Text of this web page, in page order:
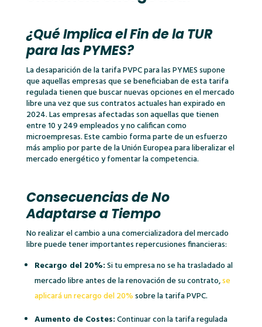
¿Qué Implica el Fin de la TUR
para las PYMES?
La desaparición de la tarifa PVPC para las PYMES supone
que aquellas empresas que se beneficiaban de esta tarifa
regulada tienen que buscar nuevas opciones en el mercado
libre una vez que sus contratos actuales han expirado en
2024. Las empresas afectadas son aquellas que tienen
entre 10 y 249 empleados y no califican como
microempresas. Este cambio forma parte de un esfuerzo
más amplio por parte de la Unión Europea para liberalizar el
mercado energético y fomentar la competencia.
Consecuencias de No
Adaptarse a Tiempo
No realizar el cambio a una comercializadora del mercado
libre puede tener importantes repercusiones financieras:
Recargo del 20%:Si tu empresa no se ha trasladado al
mercado libre antes de la renovación de su contrato,se
aplicará un recargo del 20%sobre la tarifa PVPC.
Aumento de Costes:Continuar con la tarifa regulada